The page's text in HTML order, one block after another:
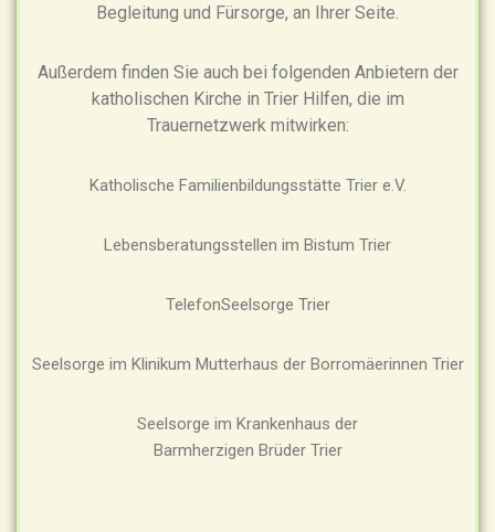
Begleitung und Fürsorge, an Ihrer Seite.
Außerdem finden Sie auch bei folgenden Anbietern der
katholischen Kirche in Trier Hilfen, die im
Trauernetzwerk mitwirken:
Katholische Familienbildungsstätte Trier e.V.
Lebensberatungsstellen im Bistum Trier
TelefonSeelsorge Trier
Seelsorge im Klinikum Mutterhaus der Borromäerinnen Trier
Seelsorge im Krankenhaus der
Barmherzigen Brüder Trier